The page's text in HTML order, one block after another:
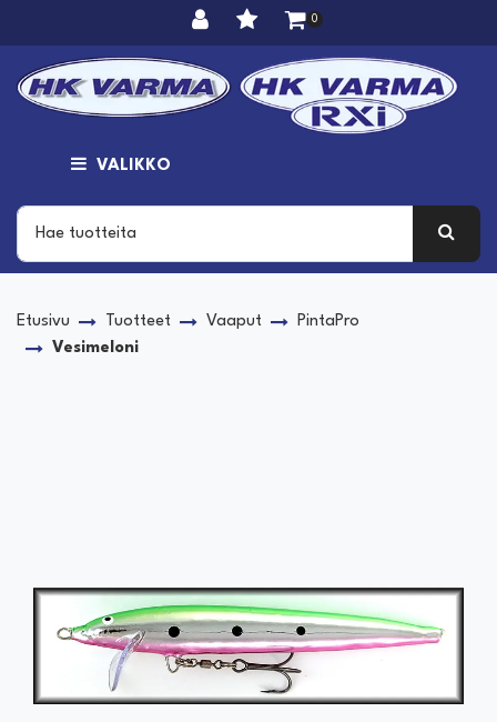
0
VALIKKO
Etusivu Tuotteet Vaaput
PintaPro
Vesimeloni